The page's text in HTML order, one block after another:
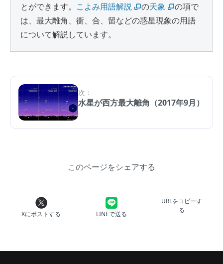
とができます。 こよみ用語解説 の天象
の項で
は、最大離角、衝、合、留などの惑星現象の用語
について解説しています。
次：
水星が西方最大離角（2017年9月）
このページをシェアする
Xにポストする LINEで送る
URLをコピーす
る